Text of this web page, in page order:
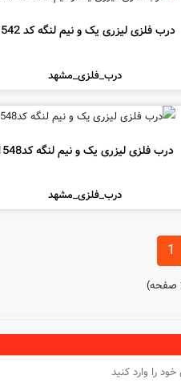
درب فلزی لیزری یک و نیم لنگه کد 1542
درب_فلزی_مشهد
درب فلزی لیزری یک و نیم لنگه کد1548
درب_فلزی_مشهد
1